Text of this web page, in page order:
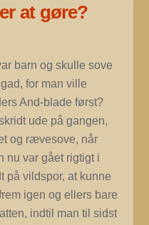
at gøre?
barn og skulle sove
for man ville
And-blade først?
ude på gangen,
og rævesove, når
nu var gået rigtigt i
på vildspor, at kunne
igen og ellers bare
indtil man til sidst